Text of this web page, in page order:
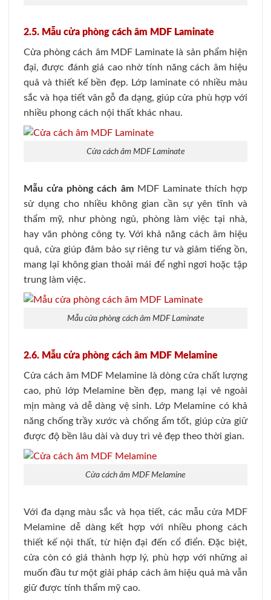
2.5. Mẫu cửa phòng cách âm MDF Laminate
Cửa phòng cách âm MDF Laminate là sản phẩm hiện
đại, được đánh giá cao nhờ tính năng cách âm hiệu
quả và thiết kế bền đẹp. Lớp laminate có nhiều màu
sắc và họa tiết vân gỗ đa dạng, giúp cửa phù hợp với
nhiều phong cách nội thất khác nhau.
Cửa cách âm MDF Laminate
Mẫu cửa phòng cách âmMDF Laminate thích hợp
sử dụng cho nhiều không gian cần sự yên tĩnh và
thẩm mỹ, như phòng ngủ, phòng làm việc tại nhà,
hay văn phòng công ty. Với khả năng cách âm hiệu
quả, cửa giúp đảm bảo sự riêng tư và giảm tiếng ồn,
mang lại không gian thoải mái để nghỉ ngơi hoặc tập
trung làm việc.
Mẫu cửa phòng cách âm MDF Laminate
2.6. Mẫu cửa phòng cách âm MDF Melamine
Cửa cách âm MDF Melamine là dòng cửa chất lượng
cao, phủ lớp Melamine bền đẹp, mang lại vẻ ngoài
mịn màng và dễ dàng vệ sinh. Lớp Melamine có khả
năng chống trầy xước và chống ẩm tốt, giúp cửa giữ
được độ bền lâu dài và duy trì vẻ đẹp theo thời gian.
Cửa cách âm MDF Melamine
Với đa dạng màu sắc và họa tiết, các mẫu cửa MDF
Melamine dễ dàng kết hợp với nhiều phong cách
thiết kế nội thất, từ hiện đại đến cổ điển. Đặc biệt,
cửa còn có giá thành hợp lý, phù hợp với những ai
muốn đầu tư một giải pháp cách âm hiệu quả mà vẫn
giữ được tính thẩm mỹ cao.